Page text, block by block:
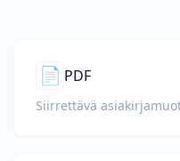
📄 PDF
Siirrettävä